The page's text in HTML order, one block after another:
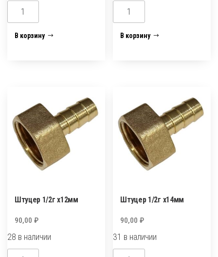
Количество
товара
Штуцер
В корзину
Количество
товара
Штуцер
В корзину
Штуцер 1/2г х12мм
90,00 ₽
28 в наличии
Количество
Штуцер 1/2г х14мм
90,00₽
31 в наличии
Количество